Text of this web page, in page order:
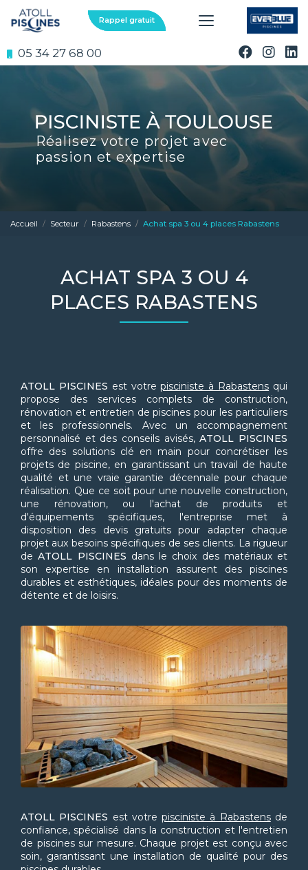
au
contenu
05 34 27 68 00
Rappel gratuit
Réalisez votre projet avec
passion et expertise
Accueil Secteur Rabastens Achat spa 3 ou 4 places Rabastens
ACHAT SPA 3 OU 4
PLACES RABASTENS
ATOLL PISCINES est votrepisciniste à Rabastens qui
propose des services complets de construction,
rénovation et entretien de piscines pour les particuliers
et les professionnels. Avec un accompagnement
personnalisé et des conseils avisés,ATOLL PISCINES
offre des solutions clé en main pour concrétiser les
projets de piscine, en garantissant un travail de haute
qualité et une vraie garantie décennale pour chaque
réalisation. Que ce soit pour une nouvelle construction,
une rénovation, ou l'achat de produits et
d'équipements spécifiques, l'entreprise met à
disposition des devis gratuits pour adapter chaque
projet aux besoins spécifiques de ses clients. La rigueur
deATOLL PISCINES dans le choix des matériaux et
son expertise en installation assurent des piscines
durables et esthétiques, idéales pour des moments de
détente et de loisirs.
ATOLL PISCINES est votrepisciniste à Rabastensde
confiance, spécialisé dans la construction et l'entretien
de piscines sur mesure. Chaque projet est conçu avec
soin, garantissant une installation de qualité pour des